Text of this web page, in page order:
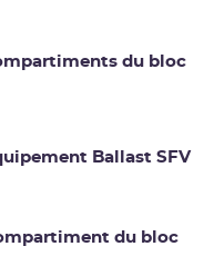
du bloc
Ballast SFV
du bloc